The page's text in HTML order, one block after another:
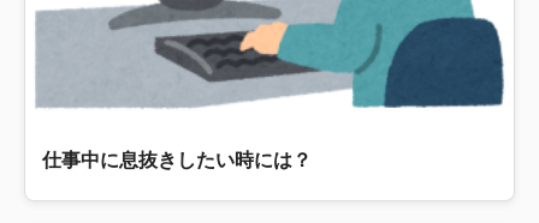
仕事中に息抜きしたい時には？